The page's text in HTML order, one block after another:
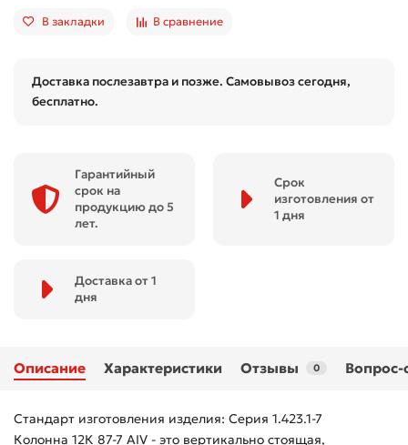
В закладки В сравнение
Доставка послезавтра и позже. Самовывоз сегодня,
бесплатно.
Гарантийный
срок на
продукцию до 5
лет.
Срок
изготовления от
1 дня
Доставка от 1
дня
Описание Характеристики Отзывы 0 Вопрос-
Стандарт изготовления изделия: Серия 1.423.1-7
Колонна 12К 87-7 АIV - это вертикально стоящая,